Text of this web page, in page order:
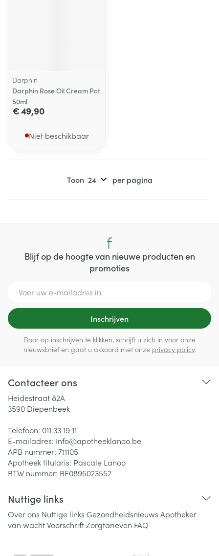
Darphin
Darphin Rose Oil Cream Pot
50ml
€ 49,90
Niet beschikbaar
Toon per pagina
Blijf op de hoogte van nieuwe producten en
promoties
Inschrijven
Door op inschrijven te klikken, schrijft u zich in voor onze
nieuwsbrief en gaat u akkoord met onze privacy policy.
Contacteer ons
Heidestraat 82A
3590 Diepenbeek
Telefoon: 011 33 19 11
E-mailadres: Info@apotheeklanoo.be
APB nummer: 711105
Apotheek titularis: Pascale Lanoo
BTW nummer: BE0895023552
Nuttige links
Over ons Nuttige links Gezondheidsnieuws Apotheker
van wachtVoorschriftZorgtarieven FAQ